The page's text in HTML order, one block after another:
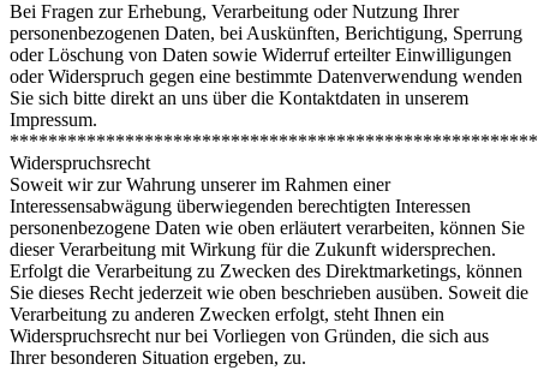
Bei Fragen zur Erhebung, Verarbeitung oder Nutzung Ihrer
personenbezogenen Daten, bei Auskünften, Berichtigung, Sperrung
oder Löschung von Daten sowie Widerruf erteilter Einwilligungen
oder Widerspruch gegen eine bestimmte Datenverwendung wenden
Sie sich bitte direkt an uns über die Kontaktdaten in unserem
Impressum.
Widerspruchsrecht
Soweit wir zur Wahrung unserer im Rahmen einer
Interessensabwägung überwiegenden berechtigten Interessen
personenbezogene Daten wie oben erläutert verarbeiten, können Sie
dieser Verarbeitung mit Wirkung für die Zukunft widersprechen.
Erfolgt die Verarbeitung zu Zwecken des Direktmarketings, können
Sie dieses Recht jederzeit wie oben beschrieben ausüben. Soweit die
Verarbeitung zu anderen Zwecken erfolgt, steht Ihnen ein
Widerspruchsrecht nur bei Vorliegen von Gründen, die sich aus
Ihrer besonderen Situation ergeben, zu.